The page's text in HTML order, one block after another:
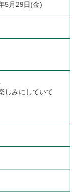
5月29日(金)
しみにしていて